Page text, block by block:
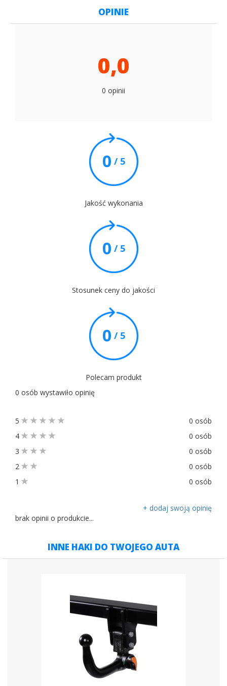
OPINIE
0,0
0 opinii
0 / 5
Jakość wykonania
0 / 5
Stosunek ceny do jakości
0 / 5
Polecam produkt
0 osób wystawiło opinię
5
0 osób
4
0 osób
3
0 osób
2
0 osób
1
0 osób
+ dodaj swoją opinię
brak opinii o produkcie...
INNE HAKI DO TWOJEGO AUTA